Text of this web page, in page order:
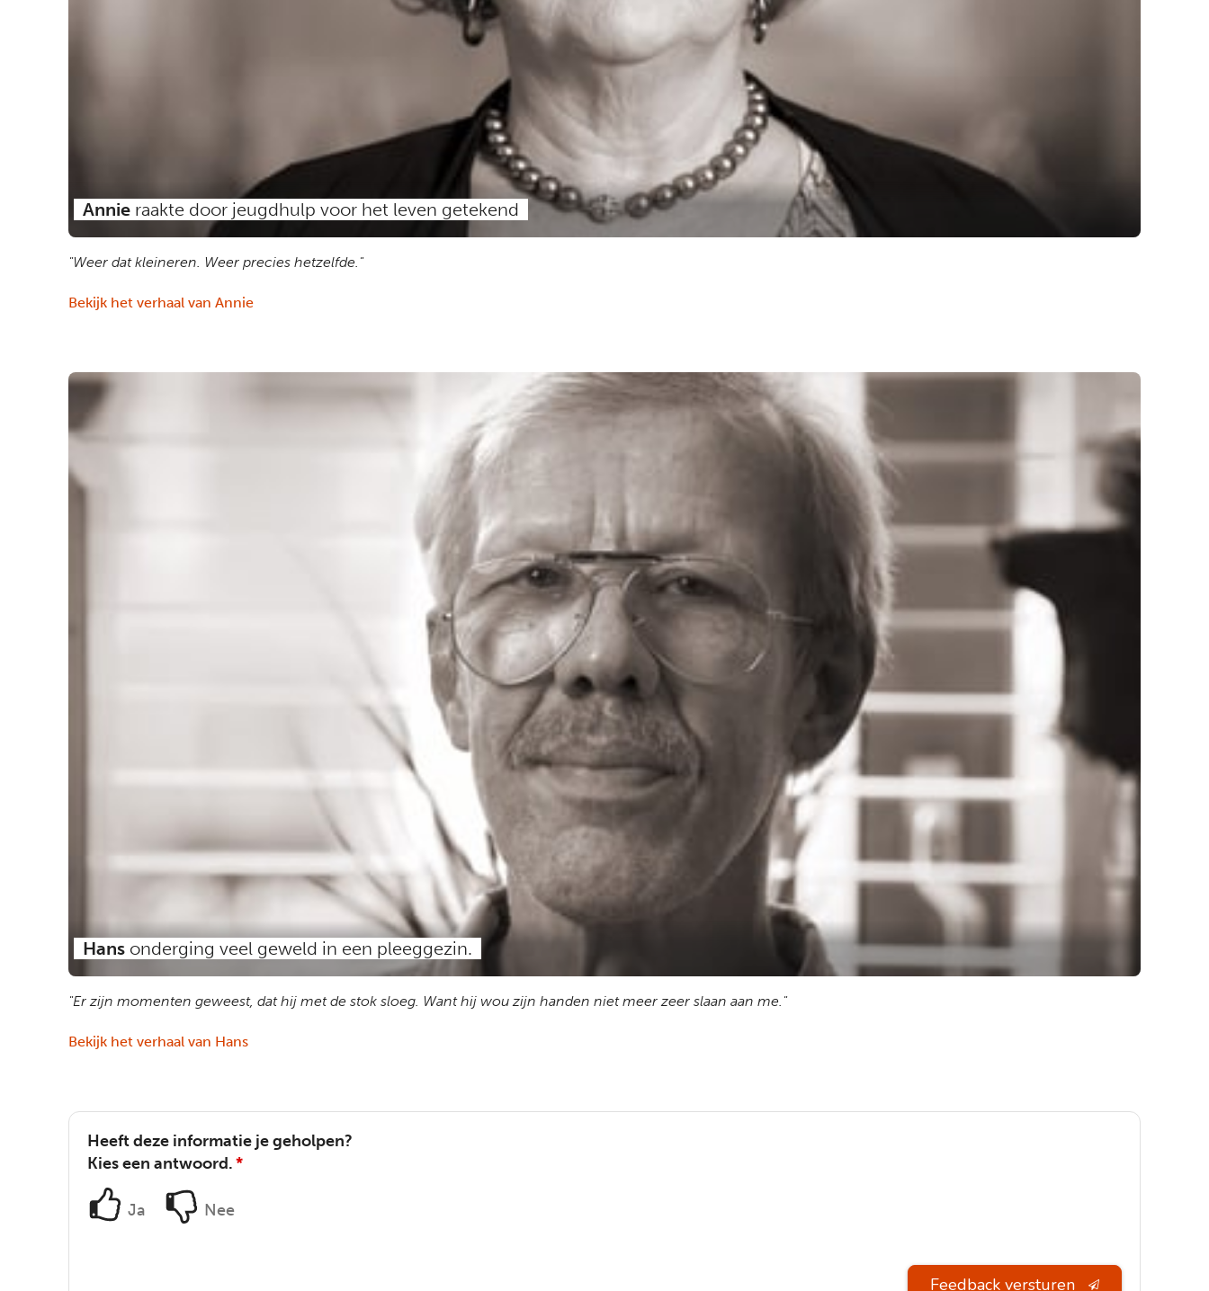
Annie raakte door jeugdhulp voor het leven getekend
"Weer dat kleineren. Weer precies hetzelfde."
Bekijk het verhaal van Annie
Hans onderging veel geweld in een pleeggezin.
"Er zijn momenten geweest, dat hij met de stok sloeg. Want hij wou zijn handen niet meer zeer slaan aan me."
Bekijk het verhaal van Hans
Heeft deze informatie je geholpen?
Kies een antwoord.*
Ja Nee
Feedback versturen